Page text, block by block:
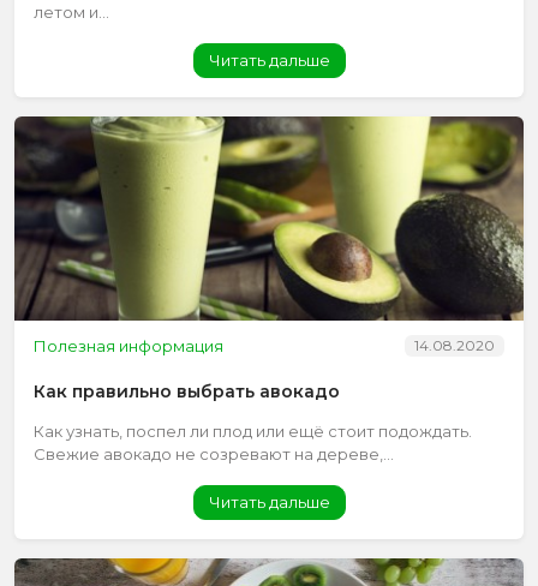
летом и...
Читать дальше
Полезная информация 14.08.2020
Как правильно выбрать авокадо
Как узнать, поспел ли плод или ещё стоит подождать.
Свежие авокадо не созревают на дереве,...
Читать дальше